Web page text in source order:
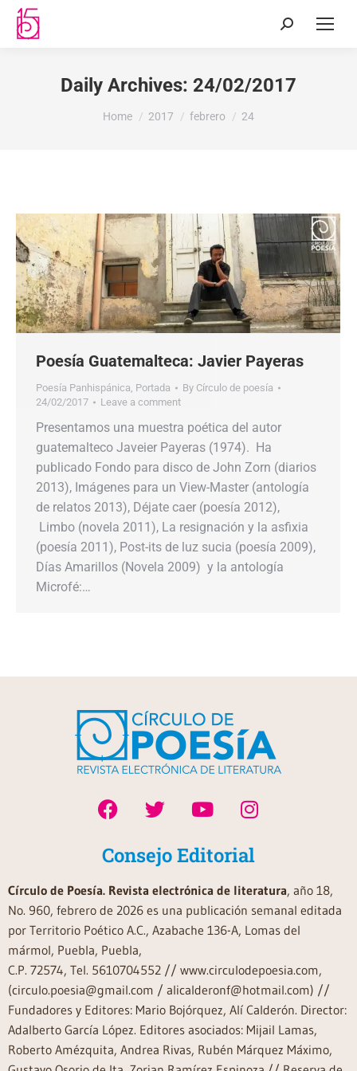
Daily Archives: 24/02/2017
You are here:
Home 2017 febrero 24
Poesía Guatemalteca: Javier Payeras
Poesía Panhispánica Portada By Círculo de poesía
24/02/2017
Leave a comment
Presentamos una muestra poética del autor
guatemalteco Javeier Payeras (1974). Ha
publicado Fondo para disco de John Zorn (diarios
2013), Imágenes para un View-Master (antología
de relatos 2013), Déjate caer (poesía 2012),
Limbo (novela 2011), La resignación y la asfixia
(poesía 2011), Post-its de luz sucia (poesía 2009),
Días Amarillos (Novela 2009) y la antología
Microfé:…
Consejo Editorial
Círculo de Poesía. Revista electrónica de literatura, año 18,
No. 960, febrero de 2026 es una publicación semanal editada
por Territorio Poético A.C., Azabache 136-A, Lomas del
mármol, Puebla, Puebla,
C.P. 72574, Tel. 5610704552 // www.circulodepoesia.com,
(circulo.poesia@gmail.com / alicalderonf@hotmail.com) //
Fundadores y Editores: Mario Bojórquez, Alí Calderón. Director:
Adalberto García López. Editores asociados: Mijail Lamas,
Roberto Amézquita, Andrea Rivas, Rubén Márquez Máximo,